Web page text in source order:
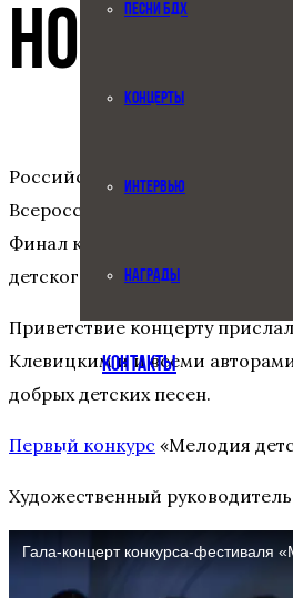
ПЕСНИ БДХ
КОНЦЕРТЫ
ИНТЕРВЬЮ
НАГРАДЫ
КОНТАКТЫ
НОВЫЕ
Российский музыкальный
Всероссийский
Финал конкурса, на котором
детского хора им. В.С. Попова:
Приветствие концерту
Клевицким и и всеми
добрых детских песен.
Первый конкурс «Мелодия
Художественный